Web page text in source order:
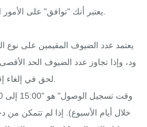
يعتبر أنك "توافق" على الأمور
ود، وإذا تجاوز عدد الضيوف الحد
لحق في إلغاء
خلال أيام الأسبوع). إذا لم تتمكن من